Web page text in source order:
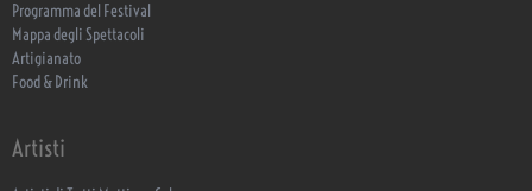
Programma del Festival
Mappa degli Spettacoli
Artigianato
Food & Drink
Artisti